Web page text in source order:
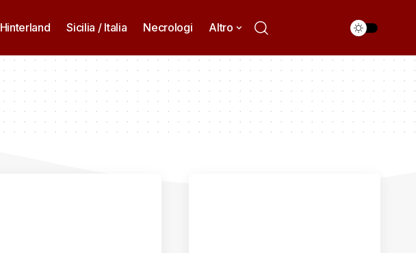
Hinterland Sicilia / Italia Necrologi Altro